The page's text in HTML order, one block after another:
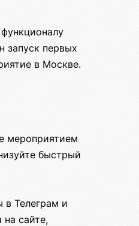
запуск первых
в Москве.
мероприятием
быстрый
в Телеграм и
сайте,